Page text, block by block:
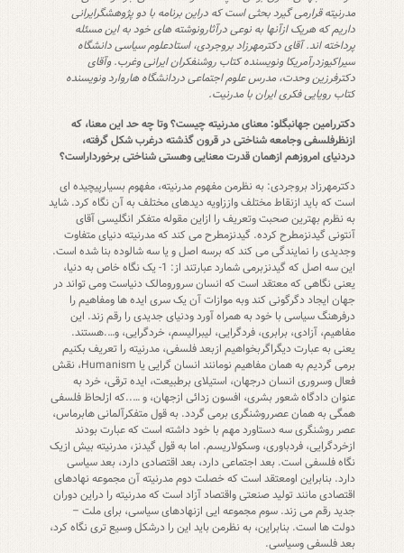
مدرنیته قرارمی گیرد بحثی است که دراین برنامه با دو پژوهشگرایرانی
داریم که هریک ازآنها به نوعی درآثارونوشته های خود به این مسئله
پرداخته اند. آقای دکترمهرزاد بروجردی، استادعلوم سیاسی دانشگاه
سیراکیوزدرآمریکا ونویسنده کتاب روشنفکران ایرانی وغرب. وآقای
دکترفرزین وحدت، مدرس علوم اجتماعی دردانشگاه هاروارد ونویسنده
کتاب رویایی فکری ایران با مدرنیت.
دکتررامین جهانبگلو: معنای مدرنیته چیست؟ وتا چه حد این معنا، که
ازنظرفلسفی وجامعه شناختی در قرون گذشته درغرب شکل گرفته،
دردنیای امروزهم ازهمان قدرت معنایی وهستی شناختی برخورداراست؟
دکترمهرزاد بروجردی: به نظرمن مفهوم مدرنیته، مفهوم بسیارپیچیده ای
است که باید ازنقاط مختلف واززاویه دیدهای مختلف به آن نگاه کرد. شاید
به نظرم بهترین صحبت وتعریف را ازاین مقوله متفکر انگلیسی آقای
آنتونی گیدنزمطرح کرده. گیدنزمطرح می کند که مدرنیته دنیای متفاوت
وجدیدی را نمایندگی می کند که برسه اصل و یا سه شالوده بنا شده است.
این سه اصل که گیدنزبرمی شمارد عبارتند از: 1- یک نگاه خاص به دنیا،
یعنی نگاهی که معتقد است که انسان سرورومالک دنیاست ومی تواند در
جهان ایجاد دگرگونی کند وبه موازات آن یک سری ایده ها ومفاهیم را
درفرهنگ سیاسی با خود به همراه آورد ودنیای جدیدی را رقم زند. این
مفاهیم، آزادی، برابری، فردگرایی، لیبرالیسم، خردگرایی، و….هستند.
یعنی به عبارت دیگراگربخواهیم ازبعد فلسفی، مدرنیته را تعریف بکنیم
برمی گردیم به همان مفاهیم نومانند انسان گرایی یا Humanism، نقش
فعال وسروری انسان درجهان، استیلای برطبیعت، ایده ترقی، خرد به
عنوان دادگاه شعور بشری، افسون زدائی ازجهان، و …..که ازلحاظ فلسفی
همگی به همان عصرروشنگری برمی گردد. به قول متفکرآلمانی هابرماس،
عصر روشنگری سه دستاورد مهم با خود داشته است که عبارت بودند
ازخردگرایی، فردباوری، وسکولاریسم. اما به قول گیدنز، مدرنیته بیش ازیک
نگاه فلسفی است. بعد اجتماعی دارد، بعد اقتصادی دارد، بعد سیاسی
دارد. بنابراین اومعتقد است که خصلت دوم مدرنیته آن مجموعه نهادهای
اقتصادی مانند تولید صنعتی واقتصاد آزاد است که مدرنیته را دراین دوران
جدید رقم می زند. سوم مجموعه ایی ازنهادهای سیاسی، برای ملت –
دولت ها است. بنابراین، به نظرمن باید این را درشکل وسیع تری نگاه کرد،
بعد فلسفی وسیاسی.